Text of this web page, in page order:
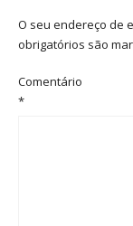
O seu endereço de
obrigatórios são
Comentário
*